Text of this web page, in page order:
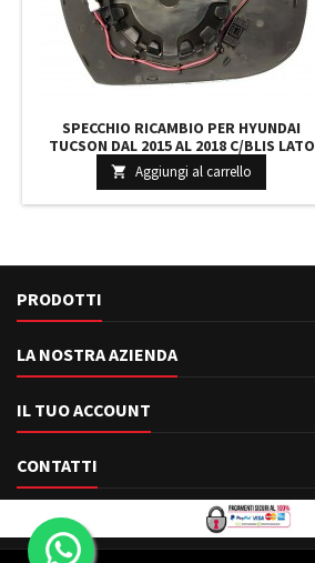
SPECCHIO RICAMBIO PER HYUNDAI
TUCSON DAL 2015 AL 2018 C/BLIS LATO
SINISTRO RISCALDATO
 Aggiungi al carrello
PRODOTTI
LA NOSTRA AZIENDA
IL TUO ACCOUNT
CONTATTI